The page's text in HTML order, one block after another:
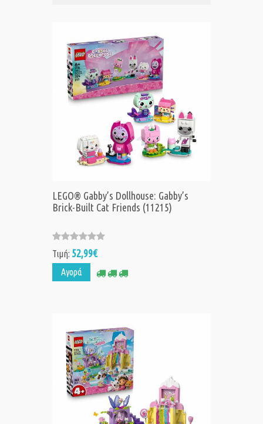
LEGO® Gabby’s Dollhouse: Gabby’s
Brick-Built Cat Friends (11215)
Τιμή: 52,99€
Αγορά